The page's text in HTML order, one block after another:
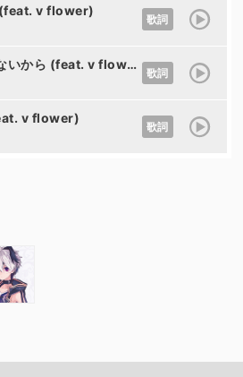
v flower)
歌詞
いから (feat. v flower)
歌詞
v flower)
歌詞